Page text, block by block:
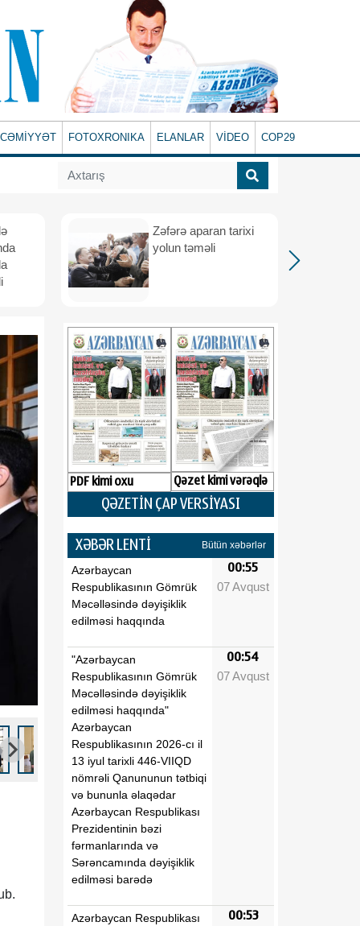
CƏMİYYƏT FOTOXRONIKA ELANLAR VİDEO COP29
Zəfərə aparan tarixi
yolun təməli
PDF kimi oxu Qəzet kimi vərəqlə
QƏZETİN ÇAP VERSİYASI
XƏBƏR LENTİ Bütün xəbərlər
Azərbaycan
Respublikasının Gömrük
Məcəlləsində dəyişiklik
edilməsi haqqında
00:55
07 Avqust
"Azərbaycan
Respublikasının Gömrük
Məcəlləsində dəyişiklik
edilməsi haqqında"
Azərbaycan
Respublikasının 2026-cı il
13 iyul tarixli 446-VIIQD
nömrəli Qanununun tətbiqi
və bununla əlaqədar
Azərbaycan Respublikası
Prezidentinin bəzi
fərmanlarında və
Sərəncamında dəyişiklik
edilməsi barədə
00:54
07 Avqust
Azərbaycan Respublikası
00:53